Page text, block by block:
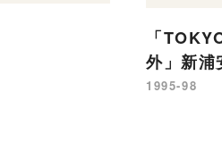
「
外」新浦
1995-98